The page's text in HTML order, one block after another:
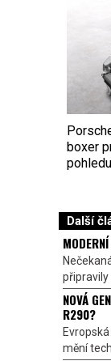
boxer
Další
připravily
NOVÁ
R290?
mění